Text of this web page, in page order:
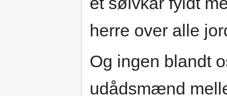
herre over alle
Og ingen blandt
udådsmænd